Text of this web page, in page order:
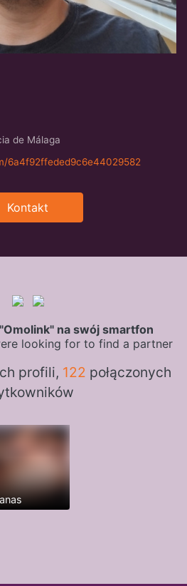
de Málaga
6a4f92ffeded9c6e44029582
Kontakt
na swój smartfon
looking for to find a partner
profili, 122 połączonych